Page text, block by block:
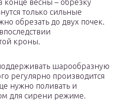
конце весны – обрезку
только сильные
обрезать до двух почек.
кроны.
шарообразную
регулярно производится
нужно поливать и
для сирени режиме.